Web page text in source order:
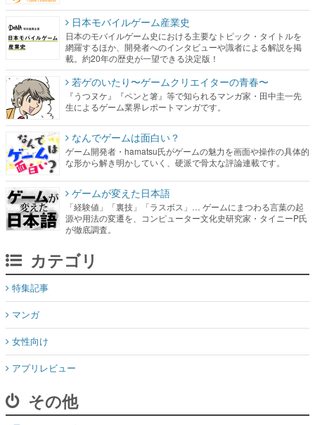
日本モバイルゲーム産業史
日本のモバイルゲーム史における主要なトピック・タイトルを
網羅するほか、開発者へのインタビューや識者による解説を掲
載。約20年の歴史が一望できる決定版！
若ゲのいたり〜ゲームクリエイターの青春〜
『うつヌケ』『ペンと箸』等で知られるマンガ家・田中圭一先
生によるゲーム業界レポートマンガです。
なんでゲームは面白い？
ゲーム開発者・hamatsu氏がゲームの魅力を画面や操作の具体的
な形から解き明かしていく、硬派で骨太な評論連載です。
ゲームが変えた日本語
「経験値」「裏技」「ラスボス」… ゲームにまつわる言葉の起
源や用法の変遷を、コンピューター文化史研究家・タイニーP氏
が徹底調査。
カテゴリ
特集記事
マンガ
女性向け
アプリレビュー
その他